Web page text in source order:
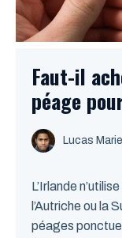
Faut-il
péage
Lucas
L’Irlande
l’Autriche ou la
péages